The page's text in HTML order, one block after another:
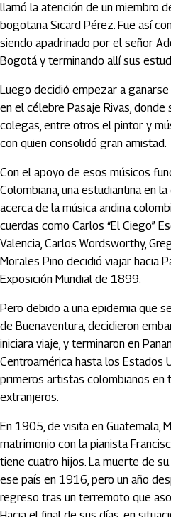
llamó la atención de un miembro
bogotana Sicard Pérez. Fue así
siendo apadrinado por el señor
Bogotá y terminando allí sus
Luego decidió empezar a
en el célebre Pasaje Rivas, donde
colegas, entre otros el pintor y
con quien consolidó gran amistad.
Con el apoyo de esos músicos
Colombiana, una estudiantina en
acerca de la música andina
cuerdas como Carlos “El Ciego”
Valencia, Carlos Wordsworthy,
Morales Pino decidió viajar hacia
Exposición Mundial de 1899.
Pero debido a una epidemia que
de Buenaventura, decidieron
iniciara viaje, y terminaron en
Centroamérica hasta los Estados
primeros artistas colombianos en
extranjeros.
En 1905, de visita en Guatemala,
matrimonio con la pianista
tiene cuatro hijos. La muerte de
ese país en 1916, pero un año
regreso tras un terremoto que